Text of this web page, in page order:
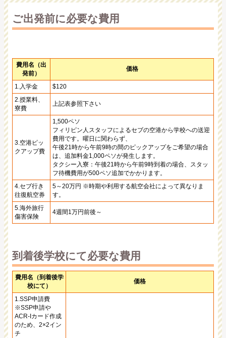
ご出発前に必要な費用
費用名（出
発前）
価格
1.入学金
$120
2.授業料、
寮費
上記表参照下さい
3.空港ピッ
クアップ費
1,500ペソ
フィリピン人スタッフによるセブの空港から学校への送迎
費用です。曜日に関わらず、
午後21時から午前9時の間のピックアップをご希望の場合
は、追加料金1,000ペソが発生します。
タクシー入寮：午後21時から午前9時到着の場合、スタッ
フ待機費用が500ペソ追加でかかります。
4.セブ行き
往復航空券
5～20万円 ※時期や利用する航空会社によって異なりま
す。
5.海外旅行
傷害保険
4週間1万円前後～
到着後学校にて必要な費用
費用名（到着後学
校にて）
価格
1.SSP申請費
※SSP申請や
ACR-Iカード作成
のため、2×2イン
チ